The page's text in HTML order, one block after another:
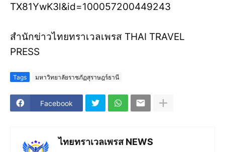
TX81YwK3l&id=100057200449243
สำนักข่าวไทยทราเวลเพรส THAI TRAVEL
PRESS
Tags มหาวิทยาลัยราชภัฏสุราษฎร์ธานี
Facebook
ไทยทราเวลเพรส NEWS